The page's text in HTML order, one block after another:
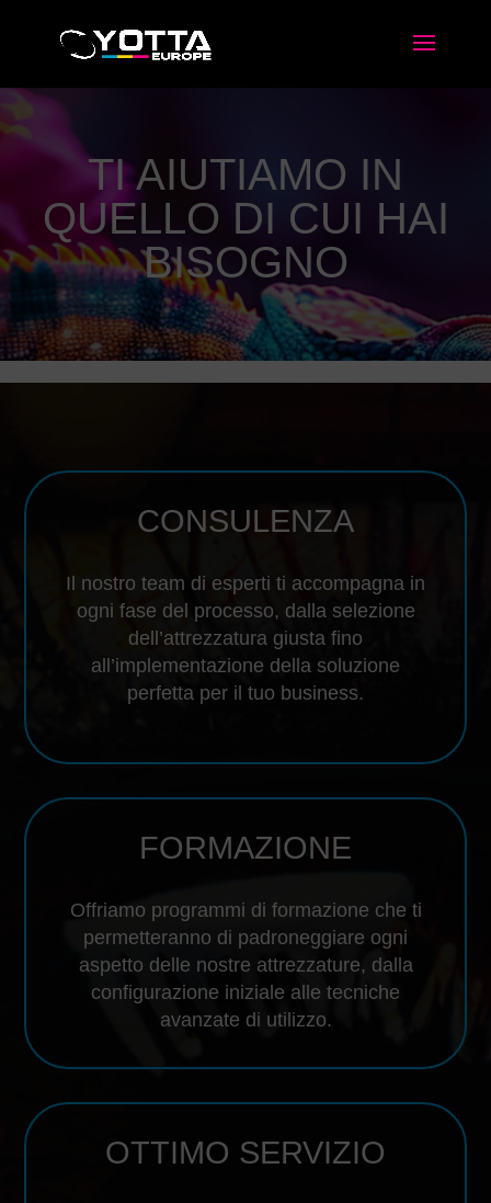
TI AIUTIAMO IN
QUELLO DI CUI HAI
BISOGNO
CONSULENZA
Il nostro team di esperti ti accompagna in
ogni fase del processo, dalla selezione
dell’attrezzatura giusta fino
all’implementazione della soluzione
perfetta per il tuo business.
FORMAZIONE
Offriamo programmi di formazione che ti
permetteranno di padroneggiare ogni
aspetto delle nostre attrezzature, dalla
configurazione iniziale alle tecniche
avanzate di utilizzo.
OTTIMO SERVIZIO